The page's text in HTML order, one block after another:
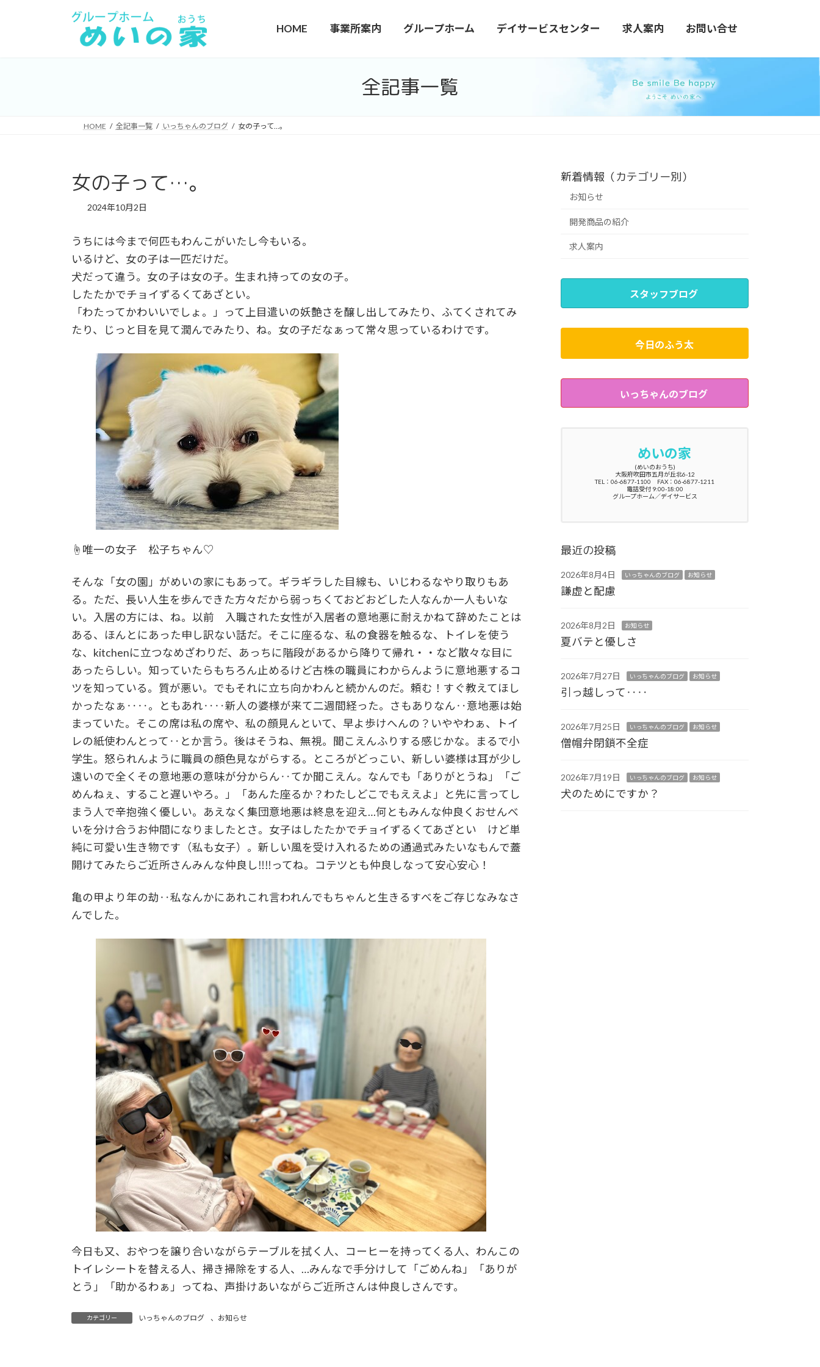
HOME 事業所案内 グループホーム デイサービスセンター 求人案内 お問い合せ
全記事一覧
HOME 全記事一覧 いっちゃんのブログ 女の子って…。
女の子って…。
2024年10月2日
うちには今まで何匹もわんこがいたし今もいる。
いるけど、女の子は一匹だけだ。
犬だって違う。女の子は女の子。生まれ持っての女の子。
したたかでチョイずるくてあざとい。
「わたってかわいいでしょ。」って上目遣いの妖艶さを醸し出してみたり、ふてくされてみ
たり、じっと目を見て潤んでみたり、ね。女の子だなぁって常々思っているわけです。
☝唯一の女子 松子ちゃん♡
そんな「女の園」がめいの家にもあって。ギラギラした目線も、いじわるなやり取りもあ
る。ただ、長い人生を歩んできた方々だから弱っちくておどおどした人なんか一人もいな
い。入居の方には、ね。以前 入職された女性が入居者の意地悪に耐えかねて辞めたことは
ある、ほんとにあった申し訳ない話だ。そこに座るな、私の食器を触るな、トイレを使う
な、kitchenに立つなめざわりだ、あっちに階段があるから降りて帰れ・・など散々な目に
あったらしい。知っていたらもちろん止めるけど古株の職員にわからんように意地悪するコ
ツを知っている。質が悪い。でもそれに立ち向かわんと続かんのだ。頼む！すぐ教えてほし
かったなぁ‥‥。ともあれ‥‥新人の婆様が来て二週間経った。さもありなん‥意地悪は始
まっていた。そこの席は私の席や、私の顔見んといて、早よ歩けへんの？いややわぁ、トイ
レの紙使わんとって‥とか言う。後はそうね、無視。聞こえんふりする感じかな。まるで小
学生。怒られんように職員の顔色見ながらする。ところがどっこい、新しい婆様は耳が少し
遠いので全くその意地悪の意味が分からん‥てか聞こえん。なんでも「ありがとうね」「ご
めんねぇ、すること遅いやろ。」「あんた座るか？わたしどこでもええよ」と先に言ってし
まう人で辛抱強く優しい。あえなく集団意地悪は終息を迎え…何ともみんな仲良くおせんべ
いを分け合うお仲間になりましたとさ。女子はしたたかでチョイずるくてあざとい けど単
純に可愛い生き物です（私も女子）。新しい風を受け入れるための通過式みたいなもんで蓋
開けてみたらご近所さんみんな仲良し‼‼ってね。コテツとも仲良しなって安心安心！
亀の甲より年の劫‥私なんかにあれこれ言われんでもちゃんと生きるすべをご存じなみなさ
んでした。
今日も又、おやつを譲り合いながらテーブルを拭く人、コーヒーを持ってくる人、わんこの
トイレシートを替える人、掃き掃除をする人、…みんなで手分けして「ごめんね」「ありが
とう」「助かるわぁ」ってね、声掛けあいながらご近所さんは仲良しさんです。
カテゴリー いっちゃんのブログ 、 お知らせ
新着情報（カテゴリー別）
お知らせ
開発商品の紹介
求人案内
スタッフブログ
今日のふう太
いっちゃんのブログ
めいの家
(めいのおうち)
大阪府吹田市五月が丘北6-12
TEL：06-6877-1100 FAX：06-6877-1211
電話受付 9:00-18:00
グループホーム／デイサービス
最近の投稿
2026年8月4日 いっちゃんのブログ お知らせ
謙虚と配慮
2026年8月2日 お知らせ
夏バテと優しさ
2026年7月27日 いっちゃんのブログ お知らせ
引っ越しって‥‥
2026年7月25日 いっちゃんのブログ お知らせ
僧帽弁閉鎖不全症
2026年7月19日 いっちゃんのブログ お知らせ
犬のためにですか？